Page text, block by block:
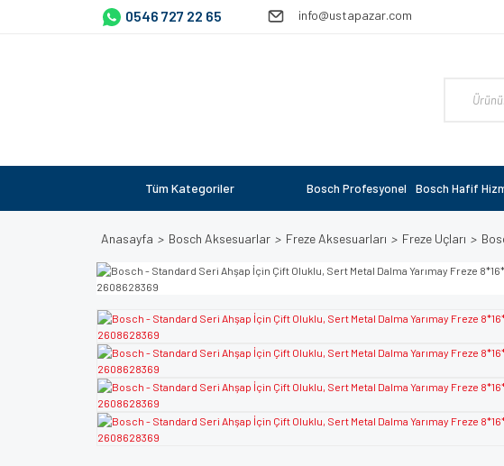
0546 727 22 65 info@ustapazar.com
Tüm Kategoriler Bosch Profesyonel Bosch Hafif
Anasayfa Bosch Aksesuarlar Freze Aksesuarları Freze Uçları